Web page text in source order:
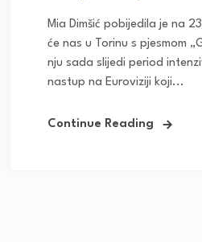
Mia Dimšić pobijedila je na
će nas u Torinu s pjesmom
nju sada slijedi period
nastup na Euroviziji koji...
Continue Reading